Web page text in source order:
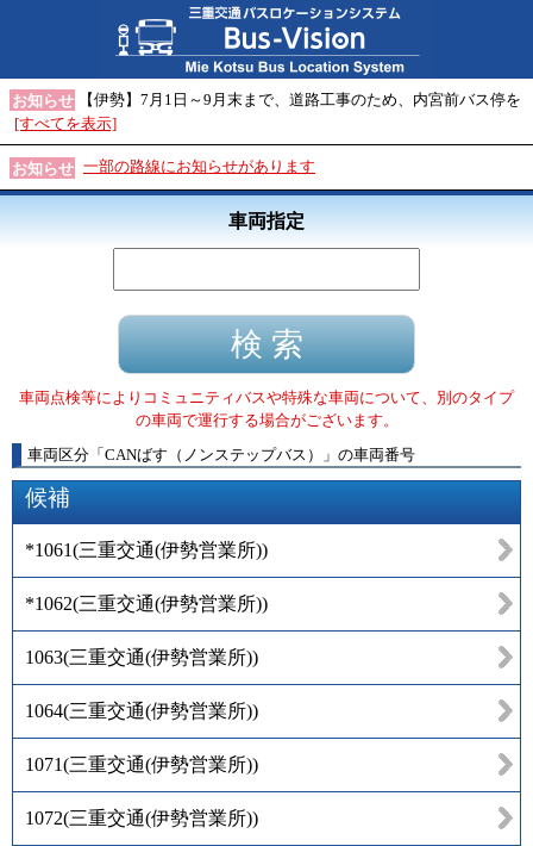
お知らせ
【伊勢】7月1日～9月末まで、道路工事のため、内宮前バス停を
[すべてを表示]
お知らせ 一部の路線にお知らせがあります
車両指定
車両点検等によりコミュニティバスや特殊な車両について、別のタイプ
の車両で運行する場合がございます。
車両区分 「 CANばす（ノンステップバス） 」 の車両番号
候補
*1061(三重交通(伊勢営業所))
*1062(三重交通(伊勢営業所))
1063(三重交通(伊勢営業所))
1064(三重交通(伊勢営業所))
1071(三重交通(伊勢営業所))
1072(三重交通(伊勢営業所))